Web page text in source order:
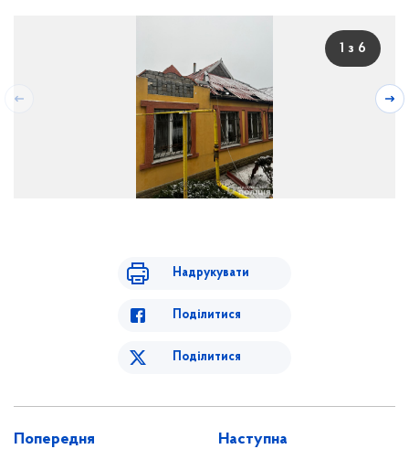
1 з 6
Надрукувати
Поділитися
Поділитися
Попередня Наступна